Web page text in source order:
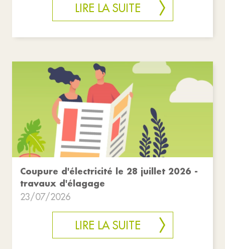
LIRE LA SUITE
Coupure d'électricité le 28 juillet 2026 -
travaux d'élagage
23/07/2026
LIRE LA SUITE